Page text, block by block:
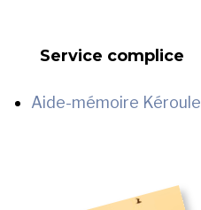
Service complice
Aide-mémoire Kéroule